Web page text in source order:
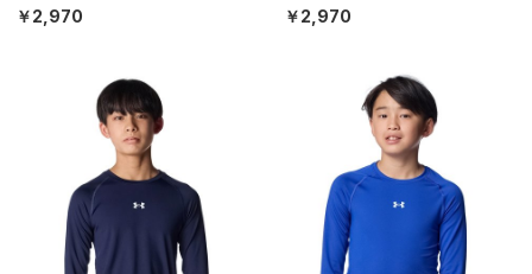
ック シャツ（ベースボール/BOY
￥2,970
ック シャツ（ベースボール/BOY
￥2,970